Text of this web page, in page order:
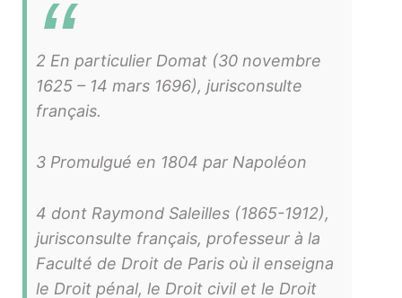
2 En particulier Domat (30 novembre
1625 – 14 mars 1696), jurisconsulte
français.
3 Promulgué en 1804 par Napoléon
4 dont Raymond Saleilles (1865-1912),
jurisconsulte français, professeur à la
Faculté de Droit de Paris où il enseigna
le Droit pénal, le Droit civil et le Droit